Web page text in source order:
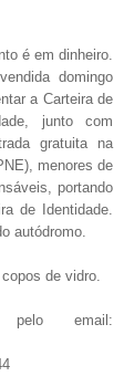
é em dinheiro.
domingo
a Carteira de
junto com
gratuita na
menores de
portando
de Identidade.
autódromo.
de vidro.
pelo email: